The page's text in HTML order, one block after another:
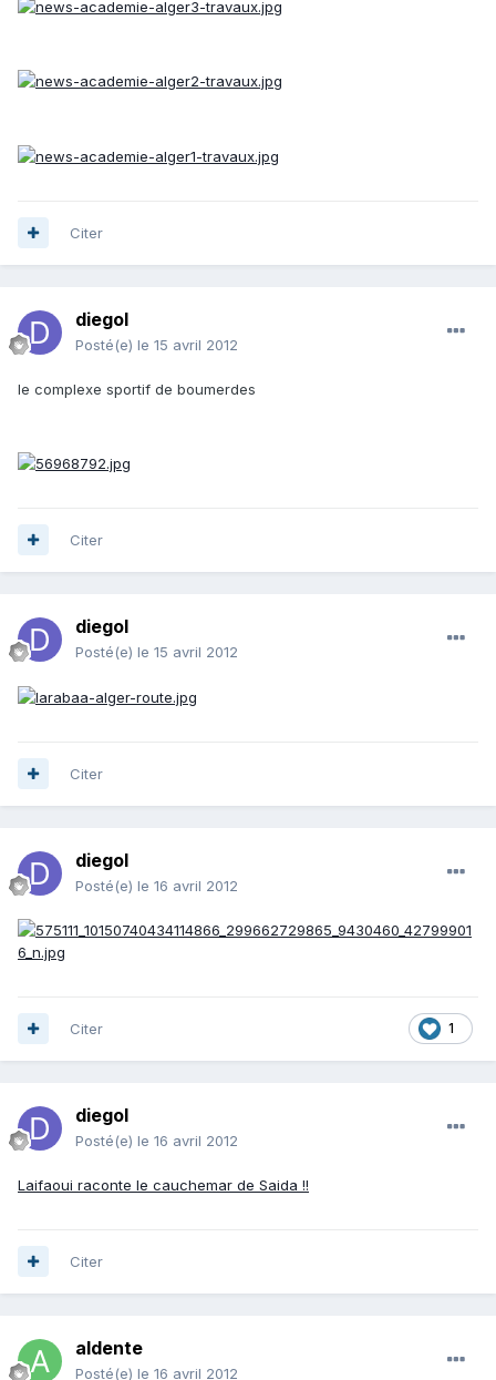
Citer
diegol
Posté(e) le 15 avril 2012
le complexe sportif de boumerdes
Citer
diegol
Posté(e) le 15 avril 2012
Citer
diegol
Posté(e) le 16 avril 2012
1
Citer
diegol
Posté(e) le 16 avril 2012
Laifaoui raconte le cauchemar de Saida !!
Citer
aldente
Posté(e) le 16 avril 2012